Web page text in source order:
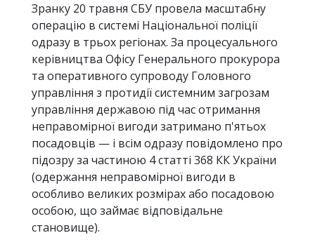
Зранку 20 травня СБУ провела масштабну
операцію в системі Національної поліції
одразу в трьох регіонах. За процесуального
керівництва Офісу Генерального прокурора
та оперативного супроводу Головного
управління з протидії системним загрозам
управління державою під час отримання
неправомірної вигоди затримано п'ятьох
посадовців — і всім одразу повідомлено про
підозру за частиною 4 статті 368 КК України
(одержання неправомірної вигоди в
особливо великих розмірах або посадовою
особою, що займає відповідальне
становище).